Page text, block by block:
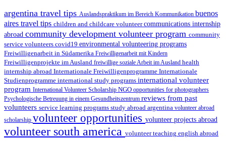
argentina travel tips Auslandspraktikum im Bereich Kommunikation buenos
aires travel tips children and childcare volunteercommunications internship
abroad community development volunteer program community
service volunteers covid19 environmental volunteering programs
Freiwilligenarbeit in Südamerika Freiwilligenarbeit mit Kindern
Freiwilligenprojekte im Ausland freiwillige soziale Arbeit im Ausland health
internship abroad Internationale Freiwilligenprogramme Internationale
Studienprogramme international study programs international volunteer
program International Volunteer Scholarship NGO opportunities for photographers
Psychologische Betreuung in einem Gesundheitszentrum reviews from past
volunteers service learning programs study abroad argentina volunteer abroad
scholarship volunteer opportunities volunteer projects abroad
volunteer south america volunteer teaching english abroad